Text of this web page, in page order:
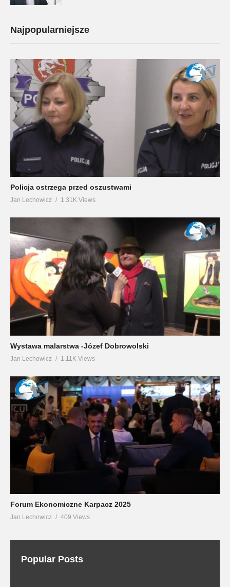
Najpopularniejsze
Policja ostrzega przed oszustwami
Jan Lechowicz 1.31K Views
Wystawa malarstwa -Józef Dobrowolski
Jan Lechowicz 1.11K Views
Forum Ekonomiczne Karpacz 2025
Jan Lechowicz 409 Views
Popular Posts